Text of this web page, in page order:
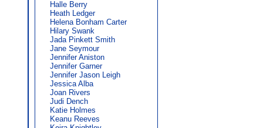
Halle Berry
Heath Ledger
Helena Bonham Carter
Hilary Swank
Jada Pinkett Smith
Jane Seymour
Jennifer Aniston
Jennifer Garner
Jennifer Jason Leigh
Jessica Alba
Joan Rivers
Judi Dench
Katie Holmes
Keanu Reeves